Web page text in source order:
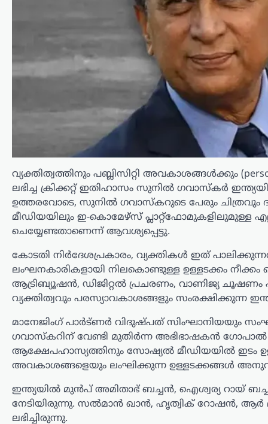
വ്യക്തിത്വത്തിനും പബ്ലിസിറ്റി അവകാശങ്ങൾക്കും
ലഭിച്ച ക്രിക്കറ്റ് ഇതിഹാസം സുനിൽ ഗവാസ്‌കർ
ഉത്തരവോടെ, സുനിൽ ഗവാസ്‌കറുടെ പേരും
മീഡിയയിലും ഇ-കൊമേഴ്‌സ് പ്ലാറ്റ്‌ഫോമുകളിലുമുള്ള
ചെയ്യേണ്ടതാണെന്ന് ആവശ്യപ്പെട്ടു.
കോടതി നിർദേശപ്രകാരം, വ്യക്തികൾ ഇത്
ലംഘനകാരികളായി നിലകൊണ്ടുള്ള ഉള്ളടക്കം
ആട്രിബ്യൂഷൻ, ഡിജിറ്റൽ പ്രചരണം, വാണിജ്യ ചൂഷണം
വ്യക്തിത്വവും പരസ്യാവകാശങ്ങളും സംരക്ഷിക്കുന്ന
മാനേജിംഗ് പാർട്ണർ വിദുഷ്പത് സിംഘാനിയയും
ഗവാസ്കറിന് വേണ്ടി മുതിർന്ന അഭിഭാഷകൻ
ആക്ഷേപഹാസ്യത്തിനും സോഷ്യൽ മീഡിയയിൽ ഇടം
അവകാശങ്ങളെയും ലംഘിക്കുന്ന ഉള്ളടക്കങ്ങൾ
ഇന്ത്യയിൽ മുൻപ് അമിതാഭ് ബച്ചൻ, ഐശ്വര്യ റായ്
നേടിയിരുന്നു. സൽമാൻ ഖാൻ, ഹൃത്വിക് റോഷൻ, ആർ
ലഭിച്ചിരുന്നു.
ദേശീയം,ലേറ്റസ്റ്റ് ന്യൂസ്
‘ക്വിറ്റ് ഇന്ത്യ’ ആഹ്വാനം
സ്വാതന്ത്ര്യസമരത്തിന്
പുതിയ ഊർജ്ജം
പകർന്നു: പ്രധാനമന്ത്രി
മോദി
ന്യൂസ് ഡെസ്ക് ഓഗസ്റ്റ്‌ 9, 2026
ചരിത്രപ്രസിദ്ധമായ ക്വിറ്റ് ഇന്ത്യാ
പ്രസ്ഥാനത്തിന്റെ വാർഷിക ദിനത്തിൽ
സ്വാതന്ത്ര്യസമര സേനാനികൾക്ക്
നരേന്ദ്ര മോദി. രാജ്യത്തിന്റെ
സ്വാതന്ത്ര്യത്തിനായി പോരാടിയവരുടെ
ധൈര്യവും ത്യാഗവും വരും
തലമുറകൾക്കും…
ട്രെൻഡിംഗ്,ദേശീയം,രാഷ്ട്രീയം
മന്ത്രിസ്ഥാനം
രാജിവെച്ചത് സ്വന്തം
തീരുമാനപ്രകാരം;
പദവികൾ എനിക്ക്
നിർബന്ധമല്ല: ധർമേന്ദ്ര